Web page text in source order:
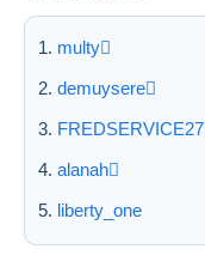
multy
demuysere
FREDSERVICE27
alanah
liberty_one